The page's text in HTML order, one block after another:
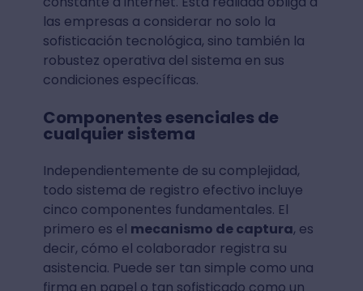
las empresas a considerar no solo la
sofisticación tecnológica, sino también la
robustez operativa del sistema en sus
condiciones específicas.
Componentes esenciales de
cualquier sistema
Independientemente de su complejidad,
todo sistema de registro efectivo incluye
cinco componentes fundamentales. El
primero es el mecanismo de captura, es
decir, cómo el colaborador registra su
asistencia. Puede ser tan simple como una